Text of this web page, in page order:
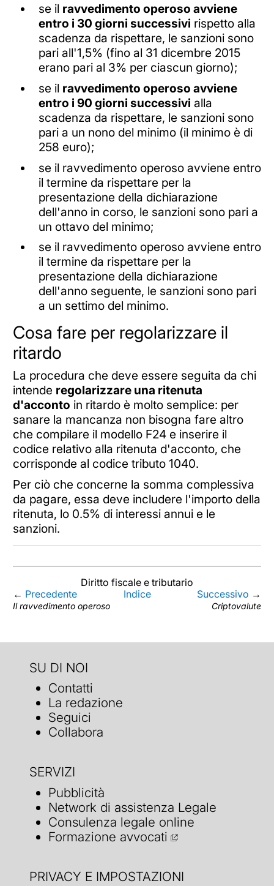
se il ravvedimento operoso avviene
entro i 30 giorni successivi rispetto alla
scadenza da rispettare, le sanzioni sono
pari all'1,5% (fino al 31 dicembre 2015
erano pari al 3% per ciascun giorno);
se il ravvedimento operoso avviene
entro i 90 giorni successivi alla
scadenza da rispettare, le sanzioni sono
pari a un nono del minimo (il minimo è di
258 euro);
se il ravvedimento operoso avviene entro
il termine da rispettare per la
presentazione della dichiarazione
dell'anno in corso, le sanzioni sono pari a
un ottavo del minimo;
se il ravvedimento operoso avviene entro
il termine da rispettare per la
presentazione della dichiarazione
dell'anno seguente, le sanzioni sono pari
a un settimo del minimo.
Cosa fare per regolarizzare il
ritardo
La procedura che deve essere seguita da chi
intende regolarizzare una ritenuta
d'acconto in ritardo è molto semplice: per
sanare la mancanza non bisogna fare altro
che compilare il modello F24 e inserire il
codice relativo alla ritenuta d'acconto, che
corrisponde al codice tributo 1040.
Per ciò che concerne la somma complessiva
da pagare, essa deve includere l'importo della
ritenuta, lo 0.5% di interessi annui e le
sanzioni.
Diritto fiscale e tributario
← Precedente
Il ravvedimento operoso
Indice Successivo →
Criptovalute
SU DI NOI
Contatti
La redazione
Seguici
Collabora
SERVIZI
Pubblicità
Network di assistenza Legale
Consulenza legale online
Formazione avvocati
PRIVACY E IMPOSTAZIONI